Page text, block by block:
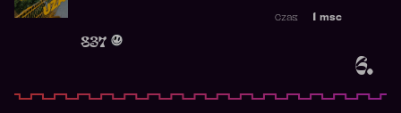
6.
837
msc
Czas: